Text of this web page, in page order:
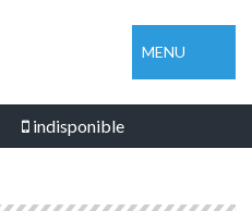
MENU
indisponible